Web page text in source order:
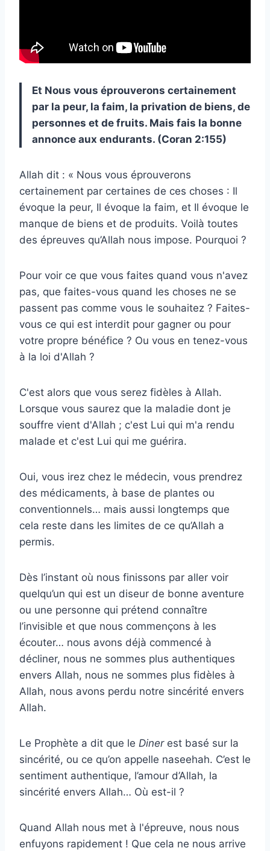
Et Nous vous éprouverons certainement
par la peur, la faim, la privation de biens, de
personnes et de fruits. Mais fais la bonne
annonce aux endurants. (Coran 2:155)
Allah dit : « Nous vous éprouverons
certainement par certaines de ces choses : Il
évoque la peur, Il évoque la faim, et Il évoque le
manque de biens et de produits. Voilà toutes
des épreuves qu’Allah nous impose. Pourquoi ?
Pour voir ce que vous faites quand vous n'avez
pas, que faites-vous quand les choses ne se
passent pas comme vous le souhaitez ? Faites-
vous ce qui est interdit pour gagner ou pour
votre propre bénéfice ? Ou vous en tenez-vous
à la loi d'Allah ?
C'est alors que vous serez fidèles à Allah.
Lorsque vous saurez que la maladie dont je
souffre vient d'Allah ; c'est Lui qui m'a rendu
malade et c'est Lui qui me guérira.
Oui, vous irez chez le médecin, vous prendrez
des médicaments, à base de plantes ou
conventionnels… mais aussi longtemps que
cela reste dans les limites de ce qu’Allah a
permis.
Dès l’instant où nous finissons par aller voir
quelqu’un qui est un diseur de bonne aventure
ou une personne qui prétend connaître
l’invisible et que nous commençons à les
écouter… nous avons déjà commencé à
décliner, nous ne sommes plus authentiques
envers Allah, nous ne sommes plus fidèles à
Allah, nous avons perdu notre sincérité envers
Allah.
Le Prophète a dit que le Dinerest basé sur la
sincérité, ou ce qu’on appelle naseehah. C’est le
sentiment authentique, l’amour d’Allah, la
sincérité envers Allah… Où est-il ?
Quand Allah nous met à l'épreuve, nous nous
enfuyons rapidement ! Que cela ne nous arrive